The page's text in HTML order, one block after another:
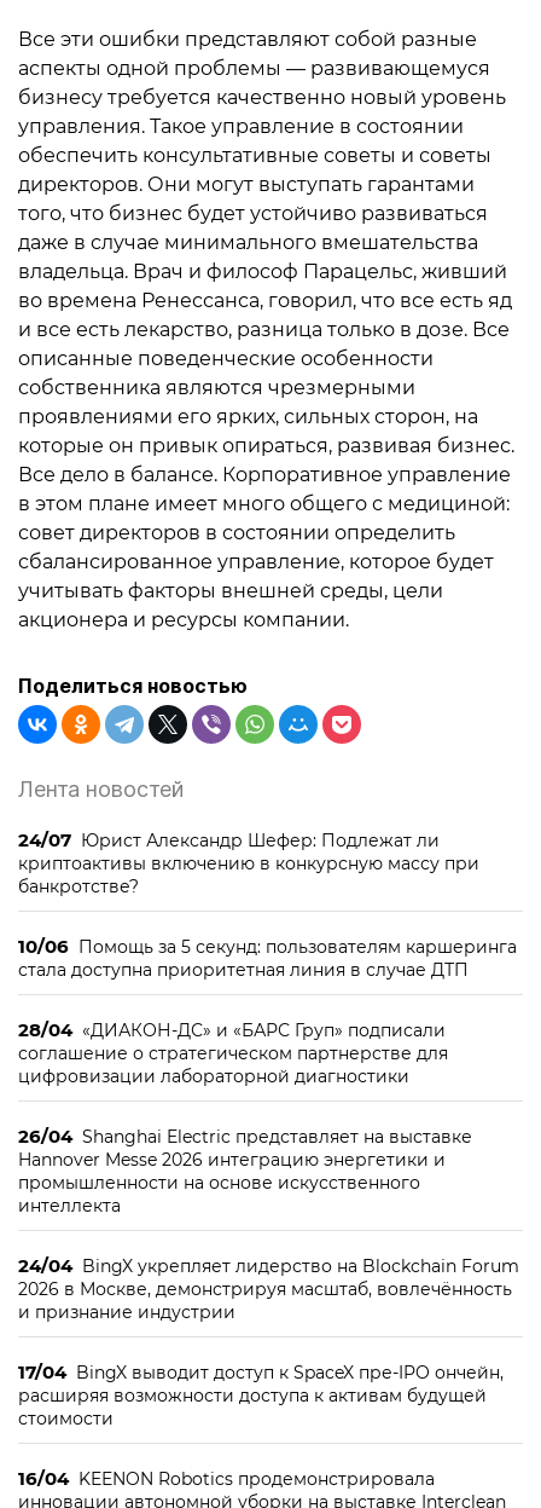
Все эти ошибки представляют собой разные
аспекты одной проблемы — развивающемуся
бизнесу требуется качественно новый уровень
управления. Такое управление в состоянии
обеспечить консультативные советы и советы
директоров. Они могут выступать гарантами
того, что бизнес будет устойчиво развиваться
даже в случае минимального вмешательства
владельца. Врач и философ Парацельс, живший
во времена Ренессанса, говорил, что все есть яд
и все есть лекарство, разница только в дозе. Все
описанные поведенческие особенности
собственника являются чрезмерными
проявлениями его ярких, сильных сторон, на
которые он привык опираться, развивая бизнес.
Все дело в балансе. Корпоративное управление
в этом плане имеет много общего с медициной:
совет директоров в состоянии определить
сбалансированное управление, которое будет
учитывать факторы внешней среды, цели
акционера и ресурсы компании.
Поделиться новостью
Лента новостей
24/07 Юрист Александр Шефер: Подлежат ли
криптоактивы включению в конкурсную массу при
банкротстве?
10/06 Помощь за 5 секунд: пользователям каршеринга
стала доступна приоритетная линия в случае ДТП
28/04 «ДИАКОН-ДС» и «БАРС Груп» подписали
соглашение о стратегическом партнерстве для
цифровизации лабораторной диагностики
26/04 Shanghai Electric представляет на выставке
Hannover Messe 2026 интеграцию энергетики и
промышленности на основе искусственного
интеллекта
24/04 BingX укрепляет лидерство на Blockchain Forum
2026 в Москве, демонстрируя масштаб, вовлечённость
и признание индустрии
17/04 BingX выводит доступ к SpaceX пре-IPO ончейн,
расширяя возможности доступа к активам будущей
стоимости
16/04 KEENON Robotics продемонстрировала
инновации автономной уборки на выставке Interclean